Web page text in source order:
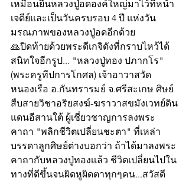
เหมือนยืนหลวงปู่อดองค์ใหญ่มาไว้ที่หน้า
เจดีย์และเป็นวันครบรอบ 4 ปี แห่งวัน
มรณภาพของหลวงปู่อดอีกด้วย
🙏ปิดท้ายด้วยพระดีเกจิดังที่กราบไหว้ได้
สนิทใจอีกรูป... "หลวงปู่ทอง ปภากโร"
(พระครูทีปการโกศล) เจ้าอาวาสวัด
หนองเรือ อ.กันทรารมย์ จ.ศรีสะเกษ ศิษย์
สืบสายวิชาอริยสงฆ์-ฆราวาสขมังเวทย์ดิน
แดนอีสานใต้ ผู้เชี่ยวชาญการลงพระ
คาถา "พลิกชีวิตเปลี่ยนชะตา" ที่เหล่า
บรรดาลูกศิษย์ต่างบอกว่า ถ้าได้มาลงพระ
คาถากับหลวงปู่ทองเเล้ว ชีวิตเปลี่ยนไปใน
ทางที่ดีขึ้นจนผิดหูผิดตาทุกๆคน...สวัสดี